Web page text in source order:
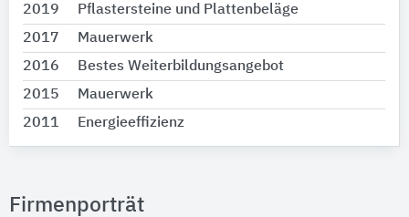
2019
Pflastersteine und Plattenbeläge
2017
Mauerwerk
2016
Bestes Weiterbildungsangebot
2015
Mauerwerk
2011
Energieeffizienz
Firmenporträt